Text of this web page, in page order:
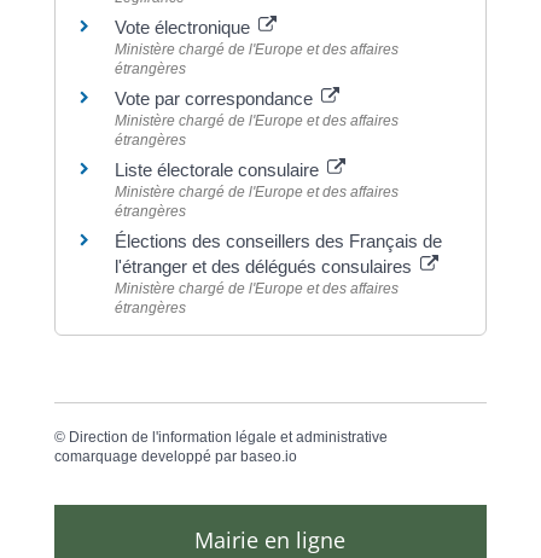
Vote électronique
Ministère chargé de l'Europe et des affaires
étrangères
Vote par correspondance
Ministère chargé de l'Europe et des affaires
étrangères
Liste électorale consulaire
Ministère chargé de l'Europe et des affaires
étrangères
Élections des conseillers des Français de
l'étranger et des délégués consulaires
Ministère chargé de l'Europe et des affaires
étrangères
© Direction de l'information légale et administrative
comarquage developpé par baseo.io
Mairie en ligne